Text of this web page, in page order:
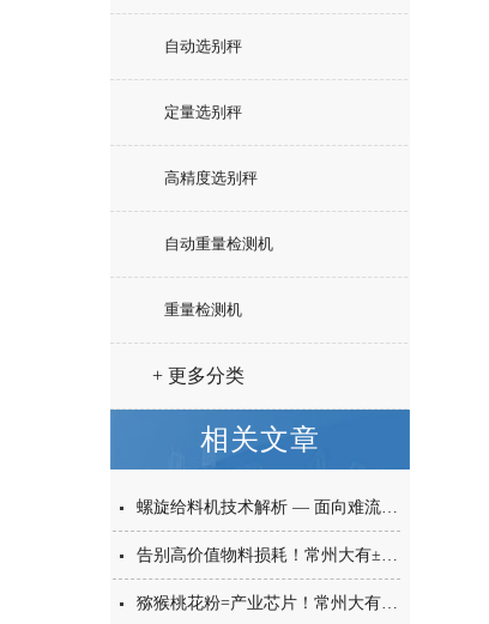
自动选别秤
定量选别秤
高精度选别秤
自动重量检测机
重量检测机
+ 更多分类
相关文章
螺旋给料机技术解析 — 面向难流动性粉体的微量高精度称重给料解决方案
告别高价值物料损耗！常州大有±0.001g西林瓶分装，让每一毫克都物尽其用
猕猴桃花粉=产业芯片！常州大有花粉分装机，守住每一克“植物黄金”的价值